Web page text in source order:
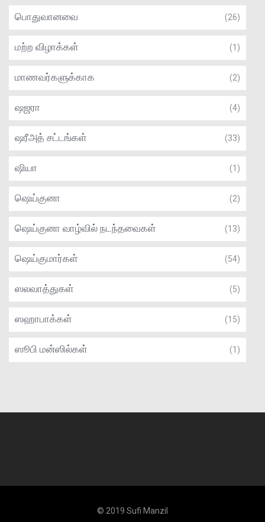
பொதுவானவை (26)
மற்ற விழாக்கள் (1)
மாணவர்களுக்காக (2)
ஷஜரா (4)
ஷரீஅத் சட்டங்கள் (33)
ஷியா (1)
ஷெய்குனா (2)
ஷெய்குனா வாழ்வில் நடந்தவைகள் (13)
ஷெய்குமார்கள் (54)
ஸலவாத்துகள் (5)
ஸஹாபாக்கள் (15)
ஸூபி மன்ஸில்கள் (1)
© 2019 Sufi Manzil